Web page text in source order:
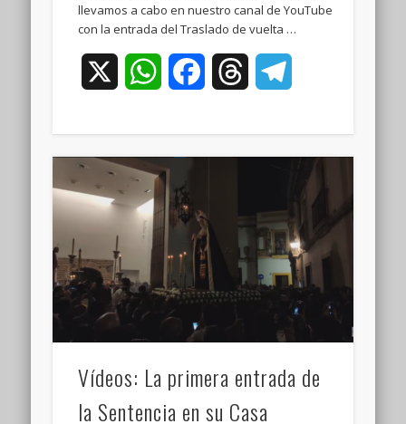
llevamos a cabo en nuestro canal de YouTube
con la entrada del Traslado de vuelta …
WhatsAppFacebookThreads
Vídeos: La primera entrada de
la Sentencia en su Casa